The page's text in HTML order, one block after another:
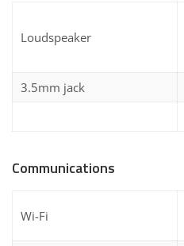
Loudspeaker
3.5mm jack
Communications
Wi-Fi